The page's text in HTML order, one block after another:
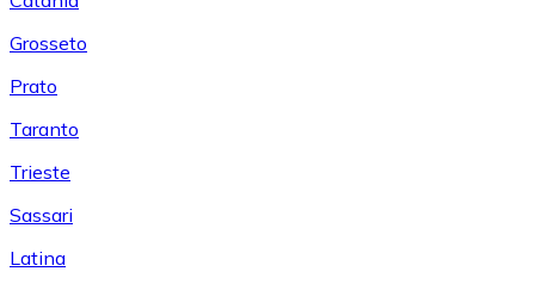
Grosseto
Prato
Taranto
Trieste
Sassari
Latina